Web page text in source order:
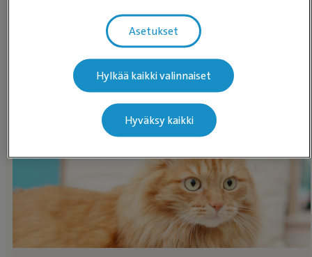
Etkö halua jakaa sijaintiasi kanssamme? Selaa
eläinlääkäriasemiasen sijaan.
Asetukset
Hylkää kaikki valinnaiset
Hyväksy kaikki